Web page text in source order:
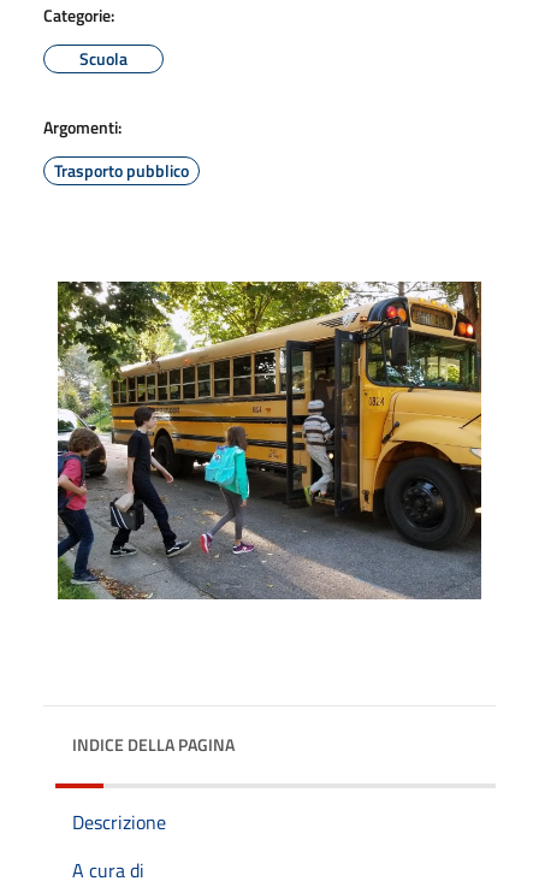
Categorie:
Scuola
Argomenti:
Trasporto pubblico
INDICE DELLA PAGINA
Descrizione
A cura di